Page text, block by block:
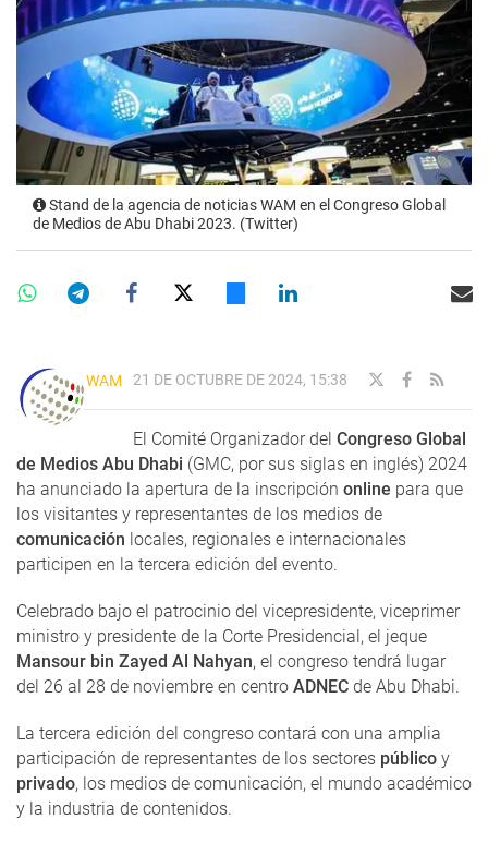
Stand de la agencia de noticias WAM en el Congreso Global
de Medios de Abu Dhabi 2023. (Twitter)
WAM 21 DE OCTUBRE DE 2024, 15:38
El Comité Organizador del Congreso Global
de Medios Abu Dhabi (GMC, por sus siglas en inglés) 2024
ha anunciado la apertura de la inscripción online para que
los visitantes y representantes de los medios de
comunicación locales, regionales e internacionales
participen en la tercera edición del evento.
Celebrado bajo el patrocinio del vicepresidente, viceprimer
ministro y presidente de la Corte Presidencial, el jeque
Mansour bin Zayed Al Nahyan, el congreso tendrá lugar
del 26 al 28 de noviembre en centro ADNEC de Abu Dhabi.
La tercera edición del congreso contará con una amplia
participación de representantes de los sectores público y
privado, los medios de comunicación, el mundo académico
y la industria de contenidos.